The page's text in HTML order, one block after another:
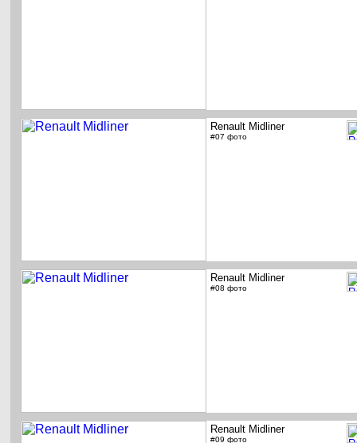
Renault Midliner
#07 фото
Renault Midliner
#08 фото
Renault Midliner
#09 фото